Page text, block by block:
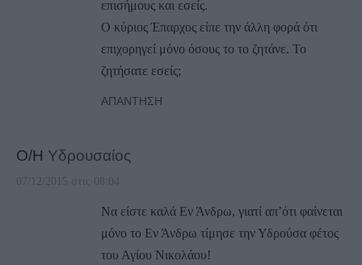
επισήμους και εσείς.
Ο κύριος Έπαρχος είπε την άλλη φορά ότι
επιχορηγεί μόνο όσους το το ζητάνε. Το
ζητήσατε εσείς;
ΑΠΆΝΤΗΣΗ
Ο/Η Υδρουσαίος
07/12/2015 στις 08:04
Να είστε καλά Εν Άνδρω, γιατί απ’ότι φαίνεται
μόνο το Εν Άνδρω τίμησε την Υδρούσα φέτος
του Αγίου Νικολάου!